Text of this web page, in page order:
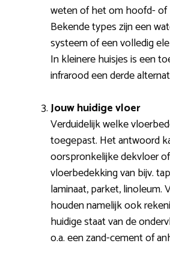
weten of het om hoofd- of
Bekende types zijn een
systeem of een volledig
In kleinere huisjes is een
infrarood een derde
Jouw huidige vloer
Verduidelijk welke
toegepast. Het antwoord
oorspronkelijke dekvloer
vloerbedekking van bijv.
laminaat, parket, linoleum.
houden namelijk ook
huidige staat van de
o.a. een zand-cement of